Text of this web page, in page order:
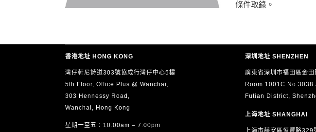
條件取錄。
香港地址 HONG KONG
灣仔軒尼詩道303號協成行灣仔中心5樓
5th Floor, Office Plus @ Wanchai,
303 Hennessy Road,
Wanchai, Hong Kong
星期一至五：10:00am – 7:00pm
深圳地址 SHENZHEN
廣東省深圳市福田區金
Room 1001C
Futian District,
上海地址 SHANGHAI